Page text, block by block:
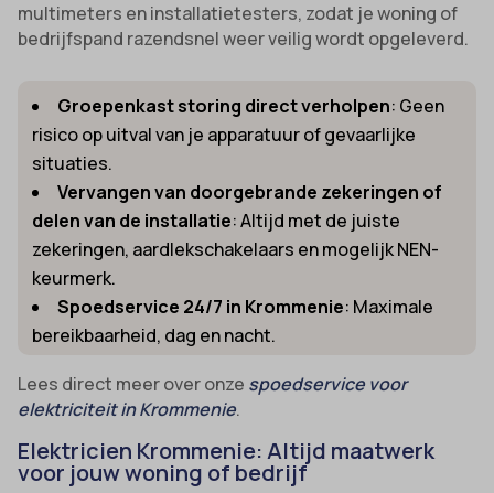
multimeters en installatietesters, zodat je woning of
bedrijfspand razendsnel weer veilig wordt opgeleverd.
Groepenkast storing direct verholpen: Geen
risico op uitval van je apparatuur of gevaarlijke
situaties.
Vervangen van doorgebrande zekeringen of
delen van de installatie: Altijd met de juiste
zekeringen, aardlekschakelaars en mogelijk NEN-
keurmerk.
Spoedservice 24/7 in Krommenie: Maximale
bereikbaarheid, dag en nacht.
Lees direct meer over onze spoedservice voor
elektriciteit in Krommenie.
Elektricien Krommenie: Altijd maatwerk
voor jouw woning of bedrijf